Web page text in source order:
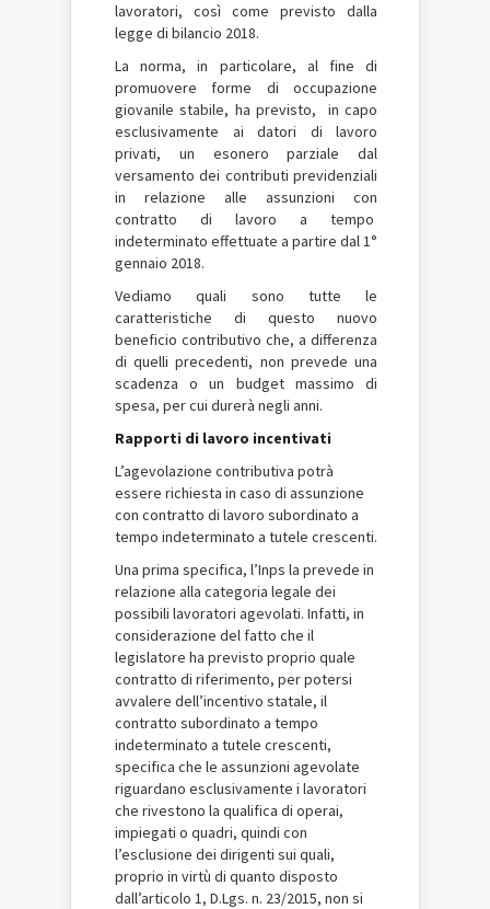
lavoratori, così come previsto dalla
legge di bilancio 2018.
La norma, in particolare, al fine di
promuovere forme di occupazione
giovanile stabile, ha previsto, in capo
esclusivamente ai datori di lavoro
privati, un esonero parziale dal
versamento dei contributi previdenziali
in relazione alle assunzioni con
contratto di lavoro a tempo
indeterminato effettuate a partire dal 1°
gennaio 2018.
Vediamo quali sono tutte le
caratteristiche di questo nuovo
beneficio contributivo che, a differenza
di quelli precedenti, non prevede una
scadenza o un budget massimo di
spesa, per cui durerà negli anni.
Rapporti di lavoro incentivati
L’agevolazione contributiva potrà
essere richiesta in caso di assunzione
con contratto di lavoro subordinato a
tempo indeterminato a tutele crescenti.
Una prima specifica, l’Inps la prevede in
relazione alla categoria legale dei
possibili lavoratori agevolati. Infatti, in
considerazione del fatto che il
legislatore ha previsto proprio quale
contratto di riferimento, per potersi
avvalere dell’incentivo statale, il
contratto subordinato a tempo
indeterminato a tutele crescenti,
specifica che le assunzioni agevolate
riguardano esclusivamente i lavoratori
che rivestono la qualifica di operai,
impiegati o quadri, quindi con
l’esclusione dei dirigenti sui quali,
proprio in virtù di quanto disposto
dall’articolo 1, D.Lgs. n. 23/2015, non si